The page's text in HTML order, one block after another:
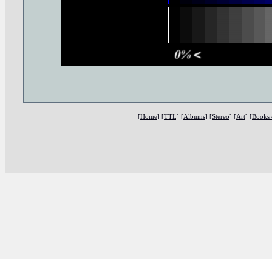
[Home] [TTL] [Albums] [Stereo] [Art] [Books